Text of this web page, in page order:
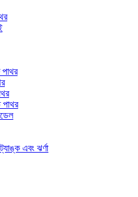
পাথর
এবং ঝর্ণা